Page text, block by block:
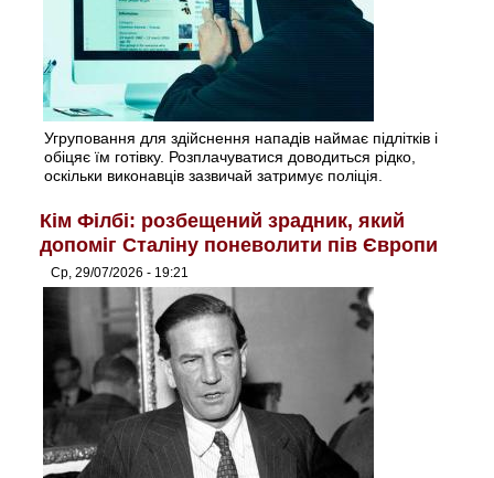
Угруповання для здійснення нападів наймає підлітків і
обіцяє їм готівку. Розплачуватися доводиться рідко,
оскільки виконавців зазвичай затримує поліція.
Кім Філбі: розбещений зрадник, який
допоміг Сталіну поневолити пів Європи
Ср, 29/07/2026 - 19:21